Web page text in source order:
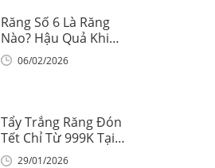
Răng Số 6 Là Răng
Nào? Hậu Quả Khi
Mất Răng Số 6
06/02/2026
Tẩy Trắng Răng Đón
Tết Chỉ Từ 999K Tại
Nha Khoa Vinalign
29/01/2026